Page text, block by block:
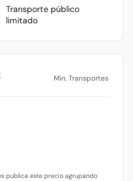
Transporte público
limitado
Min. Transportes
publica este precio agrupando